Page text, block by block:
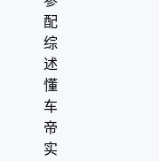
配
综
述
懂
车
帝
实